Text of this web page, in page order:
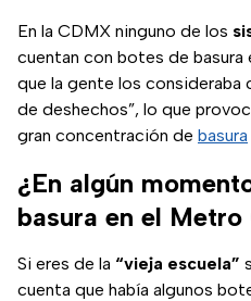
En la CDMX ninguno de los
cuentan con botes de
que la gente los consideraba
de deshechos”, lo que
gran concentración de basura
¿En algún
basura en el
Si eres de la “vieja escuela”
cuenta que había algunos